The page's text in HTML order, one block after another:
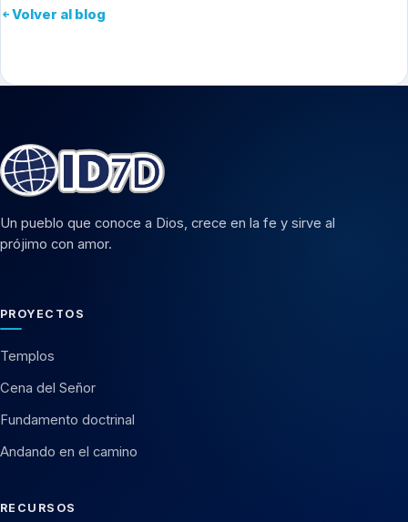
Volver al blog
Un pueblo que conoce a Dios, crece en la fe y sirve al
prójimo con amor.
PROYECTOS
Templos
Cena del Señor
Fundamento doctrinal
Andando en el camino
RECURSOS